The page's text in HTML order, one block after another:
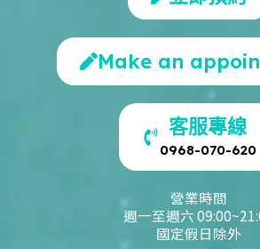
Make an
客服專線
0968-070-620
營業時間
週一至週六
國定假日除外